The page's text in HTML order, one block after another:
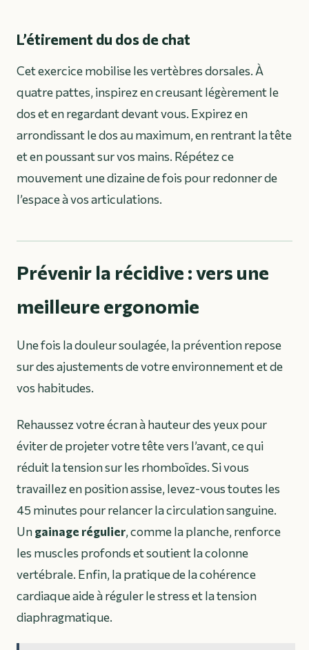
L’étirement du dos de chat
Cet exercice mobilise les vertèbres dorsales. À
quatre pattes, inspirez en creusant légèrement le
dos et en regardant devant vous. Expirez en
arrondissant le dos au maximum, en rentrant la tête
et en poussant sur vos mains. Répétez ce
mouvement une dizaine de fois pour redonner de
l’espace à vos articulations.
Prévenir la récidive : vers une
meilleure ergonomie
Une fois la douleur soulagée, la prévention repose
sur des ajustements de votre environnement et de
vos habitudes.
Rehaussez votre écran à hauteur des yeux pour
éviter de projeter votre tête vers l’avant, ce qui
réduit la tension sur les rhomboïdes. Si vous
travaillez en position assise, levez-vous toutes les
45 minutes pour relancer la circulation sanguine.
Ungainage régulier, comme la planche, renforce
les muscles profonds et soutient la colonne
vertébrale. Enfin, la pratique de la cohérence
cardiaque aide à réguler le stress et la tension
diaphragmatique.